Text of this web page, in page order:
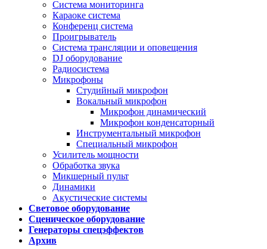
Система мониторинга
Караоке система
Конференц система
Проигрыватель
Система трансляции и оповещения
DJ оборудование
Радиосистема
Микрофоны
Студийный микрофон
Вокальный микрофон
Микрофон динамический
Микрофон конденсаторный
Инструментальный микрофон
Специальный микрофон
Усилитель мощности
Обработка звука
Микшерный пульт
Динамики
Акустические системы
Световое оборудование
Сценическое оборудование
Генераторы спецэффектов
Архив